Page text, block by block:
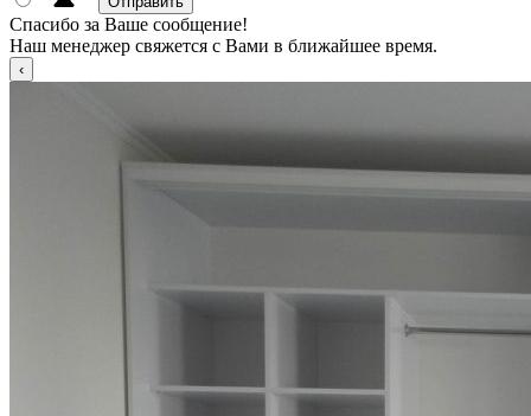
Спасибо за Ваше сообщение!
Наш менеджер свяжется с Вами в ближайшее время.